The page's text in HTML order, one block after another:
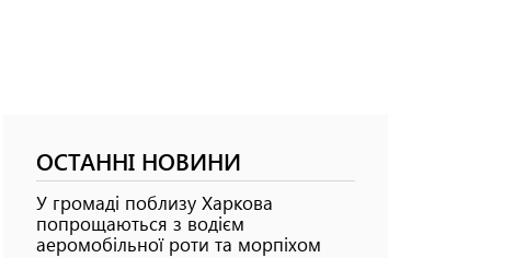
ОСТАННІ НОВИНИ
У громаді поблизу Харкова
попрощаються з водієм
аеромобільної роти та морпіхом